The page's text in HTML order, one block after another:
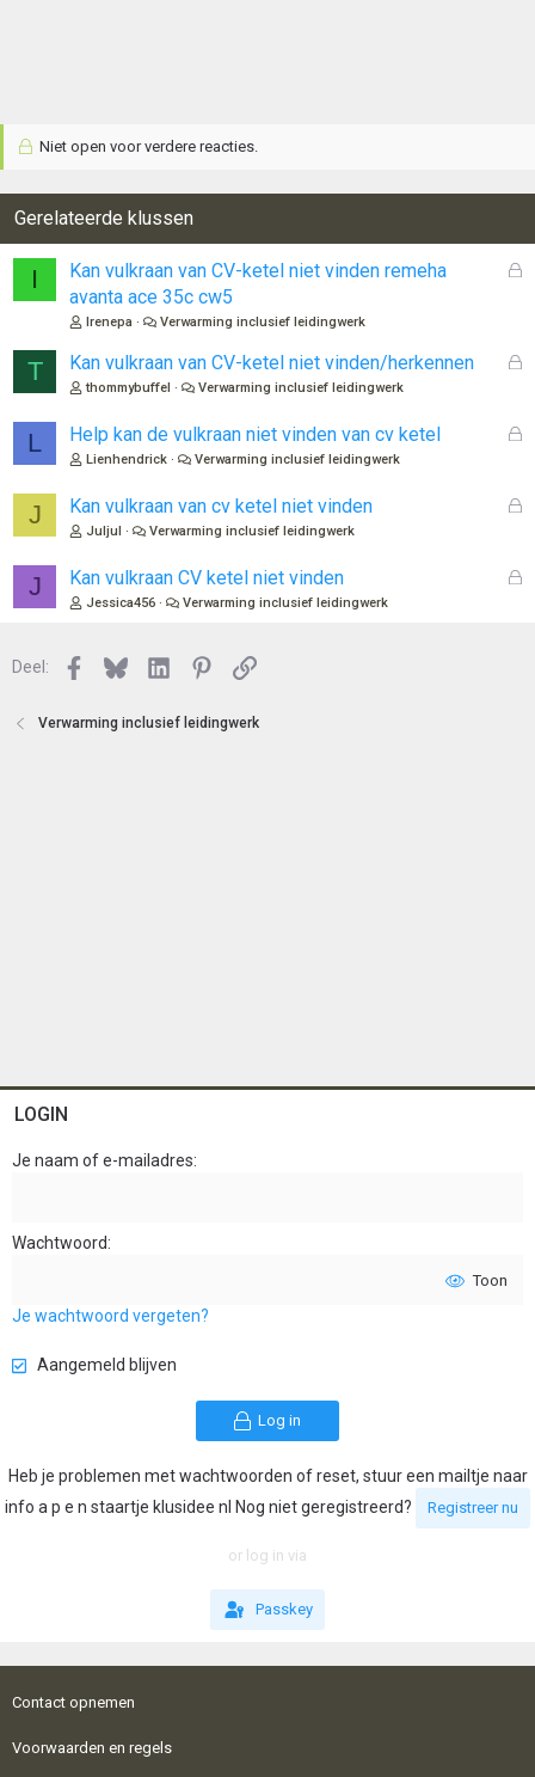
Niet open voor verdere reacties.
Gerelateerde klussen
I
G
o
Kan vulkraan van CV-ketel niet vinden remeha
avanta ace 35c cw5
Irenepa Verwarming inclusief leidingwerk
T
G
l
n
Kan vulkraan van CV-ketel niet vinden/herkennen
thommybuffel Verwarming inclusief leidingwerk
L
G
l
n
Help kan de vulkraan niet vinden van cv ketel
Lienhendrick Verwarming inclusief leidingwerk
J
G
l
Kan vulkraan van cv ketel niet vinden
Juljul Verwarming inclusief leidingwerk
J
G
Kan vulkraan CV ketel niet vinden
Jessica456 Verwarming inclusief leidingwerk
Deel: Facebook
BlueskyLinkedInPinterest
Link
Verwarming inclusief leidingwerk
LOGIN
Je naam of e-mailadres
Wachtwoord
Toon
Je wachtwoord vergeten?
Aangemeld blijven
Log in
Heb je problemen met wachtwoorden of reset, stuur een mailtje naar
info a p e n staartje klusidee nl Nog niet geregistreerd?
Registreer nu
or log in via
Passkey
Contact opnemen
Voorwaarden en regels